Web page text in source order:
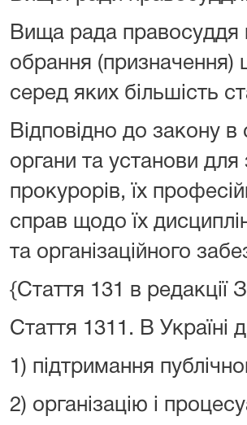
Вища рада правосуддя
обрання (призначення)
серед яких більшість
Відповідно до закону
органи та установи
прокурорів, їх
справ щодо їх
та організаційного
{Стаття 131 в редакції
Стаття 131 1 . В Україні
1) підтримання
2) організацію і